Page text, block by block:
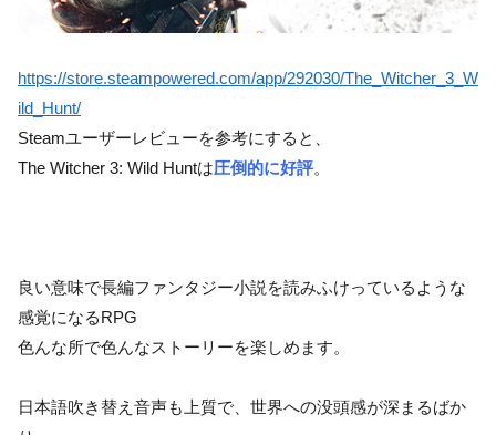
https://store.steampowered.com/app/292030/The_Witcher_3_W
ild_Hunt/
Steamユーザーレビューを参考にすると、
The Witcher 3: Wild Huntは圧倒的に好評。
良い意味で長編ファンタジー小説を読みふけっているような
感覚になるRPG
色んな所で色んなストーリーを楽しめます。
日本語吹き替え音声も上質で、世界への没頭感が深まるばか